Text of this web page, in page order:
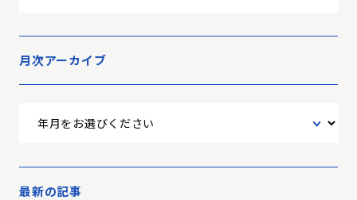
月次アーカイブ
最新の記事